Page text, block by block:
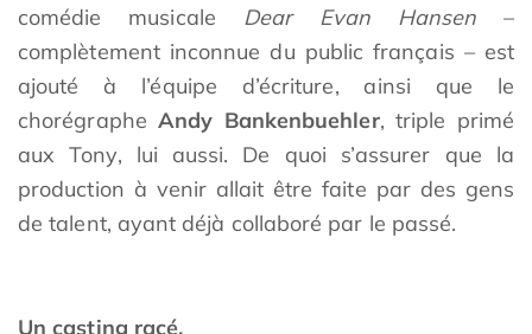
comédie musicale Dear Evan Hansen –
complètement inconnue du public français – est
ajouté à l’équipe d’écriture, ainsi que le
chorégrapheAndy Bankenbuehler, triple primé
aux Tony, lui aussi. De quoi s’assurer que la
production à venir allait être faite par des gens
de talent, ayant déjà collaboré par le passé.
Un casting racé.